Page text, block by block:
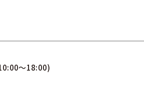
～18:00)